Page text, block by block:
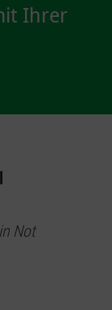
Ihrer
Not